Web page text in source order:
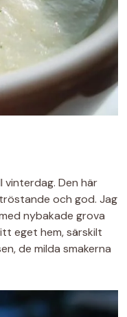
vinterdag. Den här
och god. Jag
nybakade grova
eget hem, särskilt
de milda smakerna